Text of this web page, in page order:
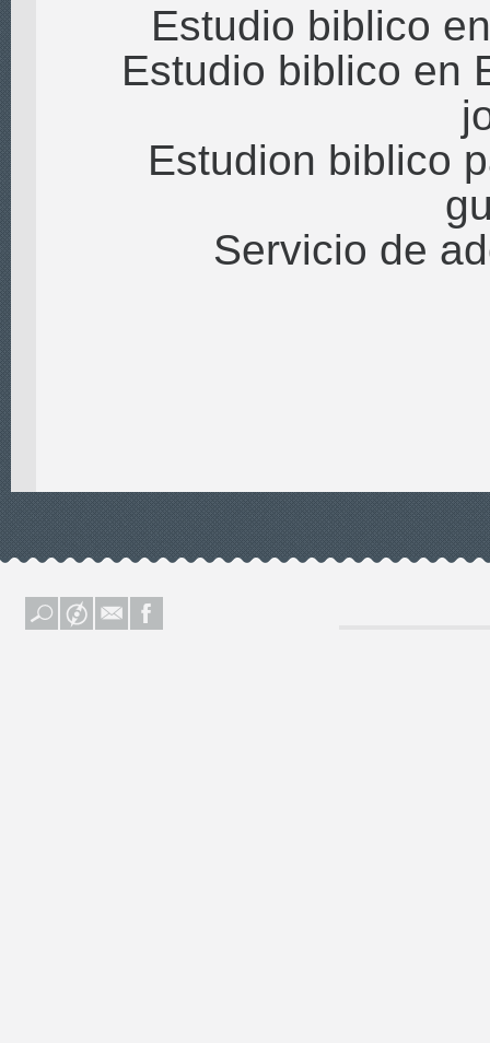
Estudio biblico
Estudio biblico en
Estudion biblico
Servicio de